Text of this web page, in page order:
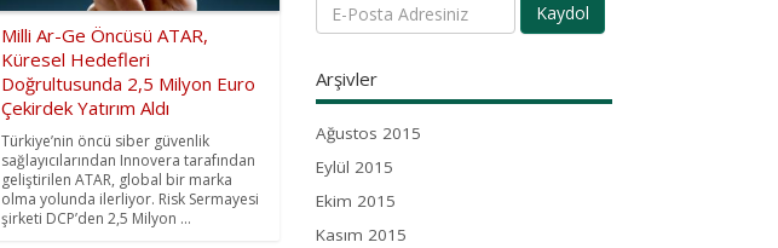
Milli Ar-Ge Öncüsü ATAR,
Küresel Hedefleri
Doğrultusunda 2,5 Milyon Euro
Çekirdek Yatırım Aldı
Türkiye’nin öncü siber güvenlik
sağlayıcılarından Innovera tarafından
geliştirilen ATAR, global bir marka
olma yolunda ilerliyor. Risk Sermayesi
şirketi DCP’den 2,5 Milyon ...
Kaydol
Arşivler
Ağustos 2015
Eylül 2015
Ekim 2015
Kasım 2015